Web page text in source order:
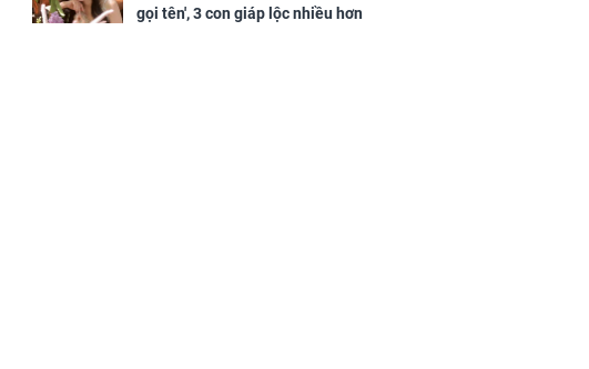
sung túc
gọi tên', 3 con giáp lộc nhiều hơn